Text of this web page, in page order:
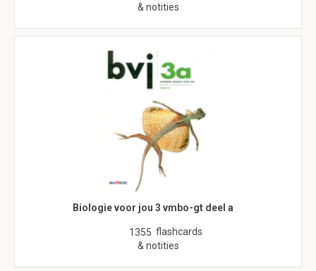
& notities
Biologie voor jou 3 vmbo-gt deel a
1355 flashcards
& notities